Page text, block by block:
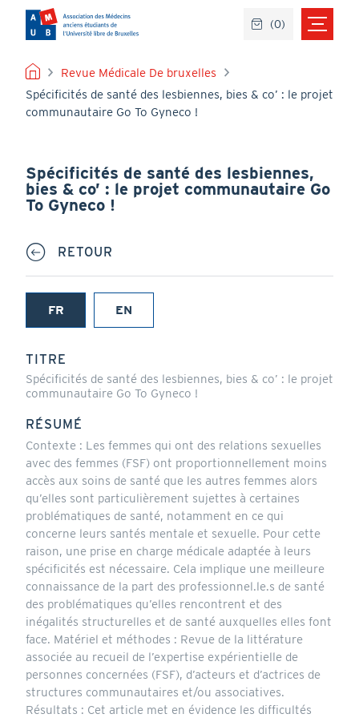
contenu
principal
FIL
D'ARIANE
Revue Médicale De bruxelles
Spécificités de santé des lesbiennes, bies & co’ : le projet
communautaire Go To Gyneco !
Spécificités de santé des lesbiennes,
bies & co’ : le projet communautaire Go
To Gyneco !
RETOUR
FR
(onglet
EN
TITRE
Spécificités de santé des lesbiennes, bies & co’ : le projet
communautaire Go To Gyneco !
RÉSUMÉ
Contexte : Les femmes qui ont des relations sexuelles
avec des femmes (FSF) ont proportionnellement moins
accès aux soins de santé que les autres femmes alors
qu’elles sont particulièrement sujettes à certaines
problématiques de santé, notamment en ce qui
concerne leurs santés mentale et sexuelle. Pour cette
raison, une prise en charge médicale adaptée à leurs
spécificités est nécessaire. Cela implique une meilleure
connaissance de la part des professionnel.le.s de santé
des problématiques qu’elles rencontrent et des
inégalités structurelles et de santé auxquelles elles font
face. Matériel et méthodes : Revue de la littérature
associée au recueil de l’expertise expérientielle de
personnes concernées (FSF), d’acteurs et d’actrices de
structures communautaires et/ou associatives.
Résultats : Cet article met en évidence les difficultés
(0)